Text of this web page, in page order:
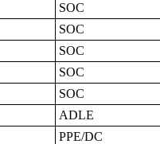
SOC
SOC
SOC
SOC
SOC
ADLE
PPE/DC